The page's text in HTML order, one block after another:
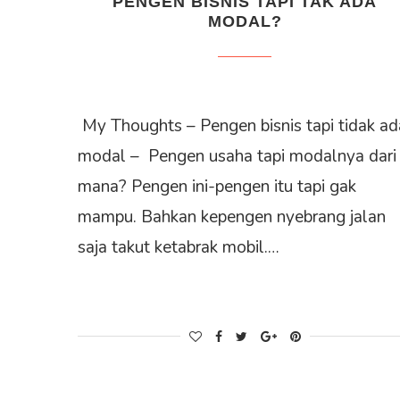
MODAL?
My Thoughts – Pengen bisnis tapi tidak
modal – Pengen usaha tapi modalnya dari
mana? Pengen ini-pengen itu tapi gak
mampu. Bahkan kepengen nyebrang jalan
saja takut ketabrak mobil.…